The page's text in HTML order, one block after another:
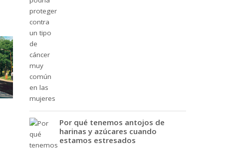
Por qué tenemos antojos de
harinas y azúcares cuando
estamos estresados